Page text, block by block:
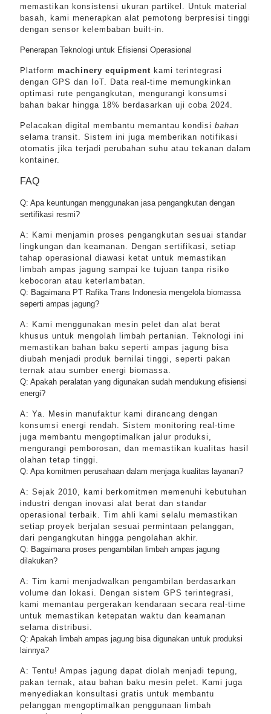
memastikan konsistensi ukuran partikel. Untuk material
basah, kami menerapkan alat pemotong berpresisi tinggi
dengan sensor kelembaban built-in.
Penerapan Teknologi untuk Efisiensi Operasional
Platform machinery equipment kami terintegrasi
dengan GPS dan IoT. Data real-time memungkinkan
optimasi rute pengangkutan, mengurangi konsumsi
bahan bakar hingga 18% berdasarkan uji coba 2024.
Pelacakan digital membantu memantau kondisi bahan
selama transit. Sistem ini juga memberikan notifikasi
otomatis jika terjadi perubahan suhu atau tekanan dalam
kontainer.
FAQ
Q: Apa keuntungan menggunakan jasa pengangkutan dengan
sertifikasi resmi?
A: Kami menjamin proses pengangkutan sesuai standar
lingkungan dan keamanan. Dengan sertifikasi, setiap
tahap operasional diawasi ketat untuk memastikan
limbah ampas jagung sampai ke tujuan tanpa risiko
kebocoran atau keterlambatan.
Q: Bagaimana PT Rafika Trans Indonesia mengelola biomassa
seperti ampas jagung?
A: Kami menggunakan mesin pelet dan alat berat
khusus untuk mengolah limbah pertanian. Teknologi ini
memastikan bahan baku seperti ampas jagung bisa
diubah menjadi produk bernilai tinggi, seperti pakan
ternak atau sumber energi biomassa.
Q: Apakah peralatan yang digunakan sudah mendukung efisiensi
energi?
A: Ya. Mesin manufaktur kami dirancang dengan
konsumsi energi rendah. Sistem monitoring real-time
juga membantu mengoptimalkan jalur produksi,
mengurangi pemborosan, dan memastikan kualitas hasil
olahan tetap tinggi.
Q: Apa komitmen perusahaan dalam menjaga kualitas layanan?
A: Sejak 2010, kami berkomitmen memenuhi kebutuhan
industri dengan inovasi alat berat dan standar
operasional terbaik. Tim ahli kami selalu memastikan
setiap proyek berjalan sesuai permintaan pelanggan,
dari pengangkutan hingga pengolahan akhir.
Q: Bagaimana proses pengambilan limbah ampas jagung
dilakukan?
A: Tim kami menjadwalkan pengambilan berdasarkan
volume dan lokasi. Dengan sistem GPS terintegrasi,
kami memantau pergerakan kendaraan secara real-time
untuk memastikan ketepatan waktu dan keamanan
selama distribusi.
Q: Apakah limbah ampas jagung bisa digunakan untuk produksi
lainnya?
A: Tentu! Ampas jagung dapat diolah menjadi tepung,
pakan ternak, atau bahan baku mesin pelet. Kami juga
menyediakan konsultasi gratis untuk membantu
pelanggan mengoptimalkan penggunaan limbah